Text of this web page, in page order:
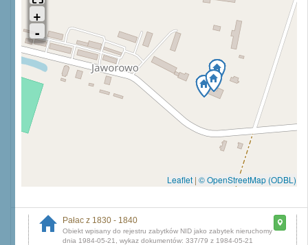
Leaflet | © OpenStreetMap (ODBL)
Pałac z 1830 - 1840
dnia 1984-05-21, wykaz dokumentów: 337/79 z 1984-05-21